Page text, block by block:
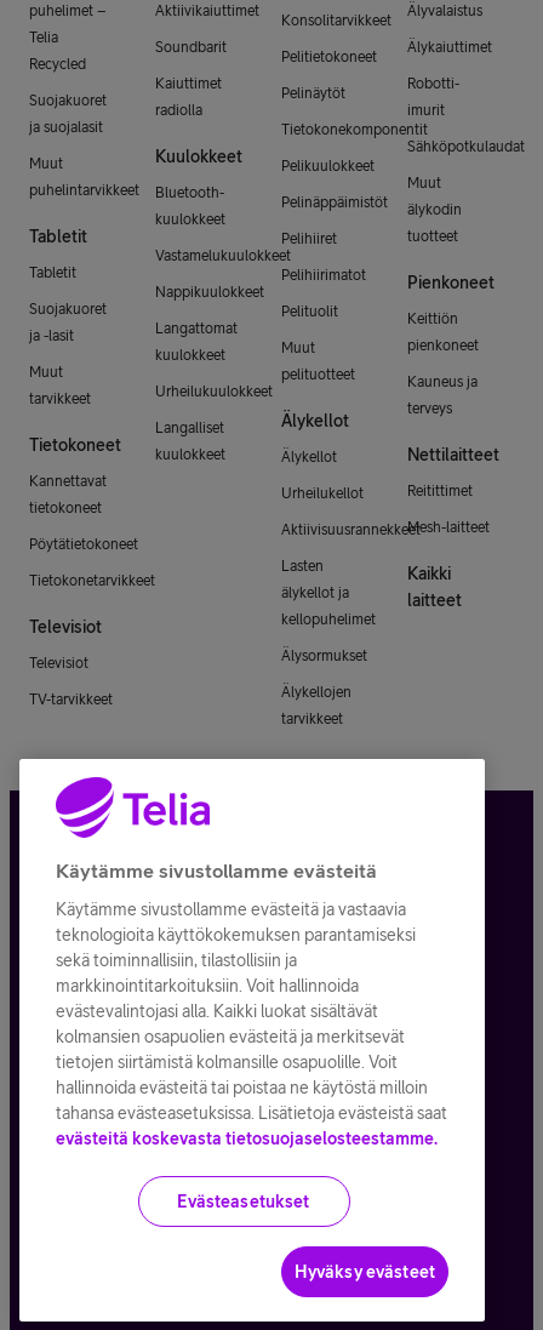
puhelimet –
Telia
Recycled
Suojakuoret
ja suojalasit
Muut
puhelintarvikkeet
Tabletit
Tabletit
Suojakuoret
ja -lasit
Muut
tarvikkeet
Tietokoneet
Kannettavat
tietokoneet
Pöytätietokoneet
Tietokonetarvikkeet
Televisiot
Televisiot
TV-tarvikkeet
Aktiivikaiuttimet
Soundbarit
Kaiuttimet
radiolla
Kuulokkeet
Bluetooth-
kuulokkeet
Vastamelukuulokkeet
Nappikuulokkeet
Langattomat
kuulokkeet
Urheilukuulokkeet
Langalliset
kuulokkeet
Konsolitarvikkeet
Pelitietokoneet
Pelinäytöt
Tietokonekomponentit
Pelikuulokkeet
Pelinäppäimistöt
Pelihiiret
Pelihiirimatot
Pelituolit
Muut
pelituotteet
Älykellot
Älykellot
Urheilukellot
Aktiivisuusrannekkeet
Lasten
älykellot ja
kellopuhelimet
Älysormukset
Älykellojen
tarvikkeet
Älyvalaistus
Älykaiuttimet
Robotti-
imurit
Sähköpotkulaudat
Muut
älykodin
tuotteet
Pienkoneet
Keittiön
pienkoneet
Kauneus ja
terveys
Nettilaitteet
Reitittimet
Mesh-laitteet
Kaikki
laitteet
Tietosuoja ja -turva
Tilauksen peruuttaminen
Käyttöehdot
Evästeiden käyttö
Toimitusehdot ja palvelukuvaukset
Kaikki hinnat ALV25,5%
© Telia Company2026
Käytämme sivustollamme evästeitä
Käytämme sivustollamme evästeitä ja vastaavia
teknologioita käyttökokemuksen parantamiseksi
sekä toiminnallisiin, tilastollisiin ja
markkinointitarkoituksiin. Voit hallinnoida
evästevalintojasi alla. Kaikki luokat sisältävät
kolmansien osapuolien evästeitä ja merkitsevät
tietojen siirtämistä kolmansille osapuolille. Voit
hallinnoida evästeitä tai poistaa ne käytöstä milloin
tahansa evästeasetuksissa. Lisätietoja evästeistä saat
evästeitä koskevasta tietosuojaselosteestamme.
Evästeasetukset
Hyväksy evästeet